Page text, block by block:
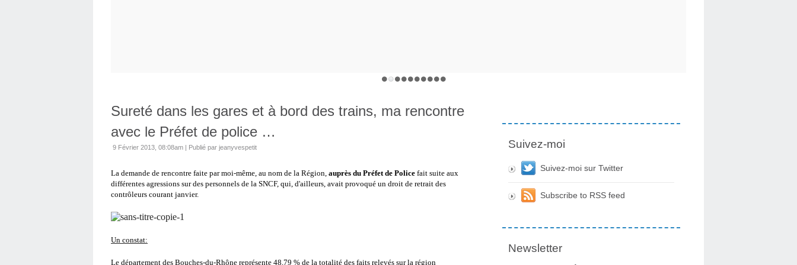
Sureté dans les gares et à bord des trains, ma rencontre
avec le Préfet de police …
9 Février 2013, 08:08am | Publié par jeanyvespetit
La demande de rencontre faite par moi-même, au nom de la Région, auprès du Préfet de Police fait suite aux
différentes agressions sur des personnels de la SNCF, qui, d'ailleurs, avait provoqué un droit de retrait des
contrôleurs courant janvier.
Un constat:
Le département des Bouches-du-Rhône représente 48,79 % de la totalité des faits relevés sur la région
Suivez-moi
Suivez-moi sur Twitter
Subscribe to RSS feed
Newsletter